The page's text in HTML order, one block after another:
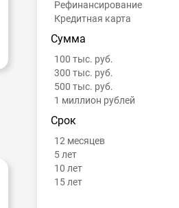
Рефинансирование
Кредитная карта
Сумма
100 тыс. руб.
300 тыс. руб.
500 тыс. руб.
1 миллион рублей
Срок
12 месяцев
5 лет
10 лет
15 лет